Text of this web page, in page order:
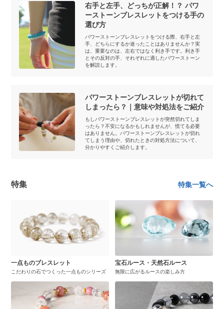
右手と左手、どっちが正解！？ パワ
ーストーンブレスレットをつける手の
選び方
パワーストーンブレスレットをつける際、右手と左
手、どちらにするか迷ったことはありませんか？実
は、重要なのは、左右ではなく利き手です。利き手
とその反対の手、それぞれに適したパワーストーン
を解説します。
パワーストーンブレスレットが切れて
しまったら？｜意味や対処法をご紹介
もしパワーストーンブレスレットが突然切れてしま
ったら？不安になるかもしれませんが、慌てる必要
はありません。パワーストーンブレスレットが切れ
てしまう理由や、切れたときの対処方法について、
分かりやすくご紹介します。
特集 特集一覧へ
一点ものブレスレット
こだわりの石でつくった一点ものシリーズ
宝石ルース・天然石ルース
無限に広がるルースの楽しみ方